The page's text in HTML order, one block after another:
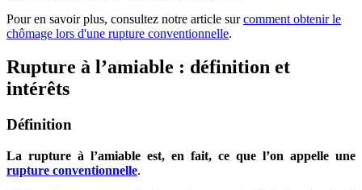
Pour en savoir plus, consultez notre article surcomment obtenir le
chômage lors d'une rupture conventionnelle.
Rupture à l’amiable : définition et
intérêts
Définition
La rupture à l’amiable est, en fait, ce que l’on appelle une
rupture conventionnelle.